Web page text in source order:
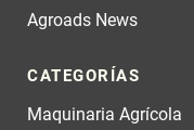
Agroads News
CATEGORÍAS
Maquinaria Agrícola